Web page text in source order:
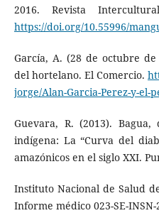
2016. Revista
https://doi.org/10.55996/
García, A. (28 de octubre
del hortelano. El Comercio.
jorge/Alan-Garcia-Perez-y-
Guevara, R. (2013).
indígena: La “Curva del
amazónicos en el siglo XXI.
Instituto Nacional de Salud
Informe médico 023-SE-INSN-